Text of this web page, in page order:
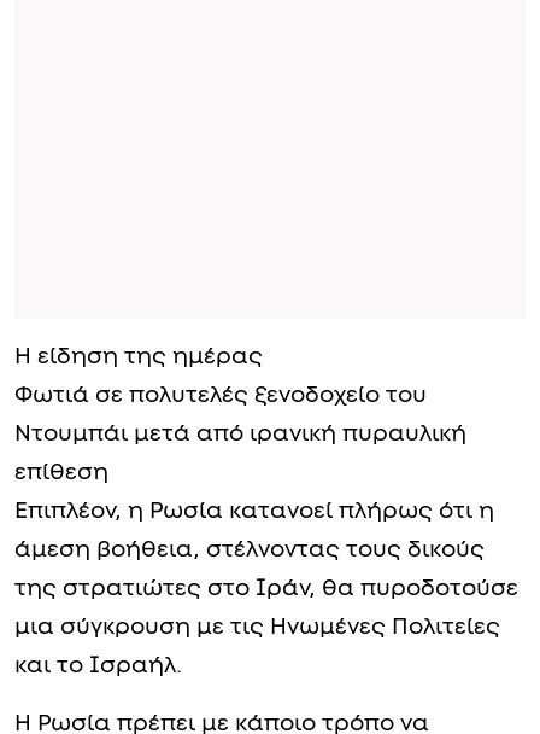
Η είδηση της ημέρας
Φωτιά σε πολυτελές ξενοδοχείο του
Ντουμπάι μετά από ιρανική πυραυλική
επίθεση
Επιπλέον, η Ρωσία κατανοεί πλήρως ότι η
άμεση βοήθεια, στέλνοντας τους δικούς
της στρατιώτες στο Ιράν, θα πυροδοτούσε
μια σύγκρουση με τις Ηνωμένες Πολιτείες
και το Ισραήλ.
Η Ρωσία πρέπει με κάποιο τρόπο να